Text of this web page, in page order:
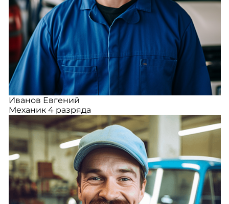
Иванов Евгений
Механик 4 разряда